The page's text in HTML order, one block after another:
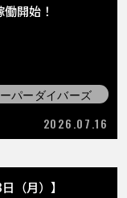
開始！
パーダイバーズ
2026.07.16
（月）】